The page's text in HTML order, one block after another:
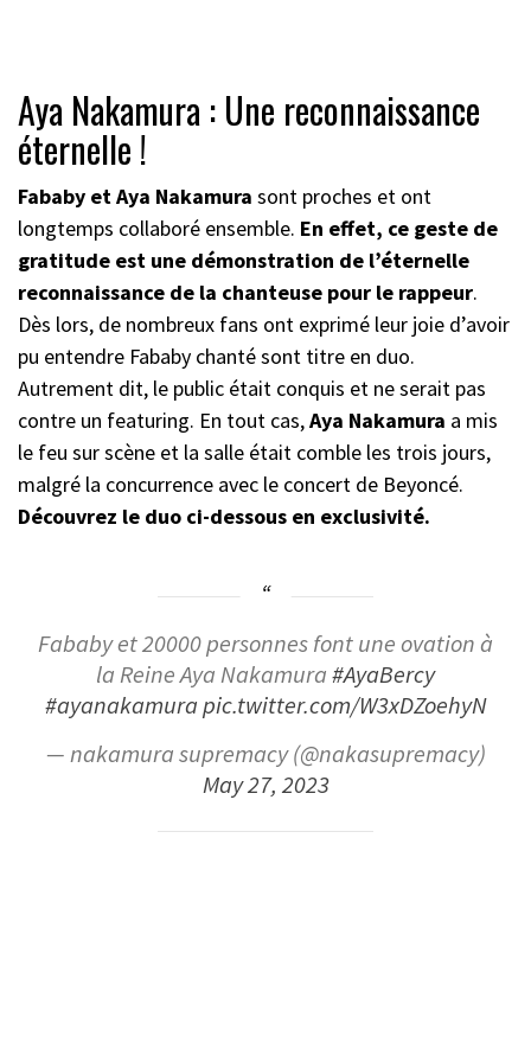
Aya Nakamura : Une reconnaissance
éternelle !
Fababy et Aya Nakamura sont proches et ont
longtemps collaboré ensemble. En effet, ce geste de
gratitude est une démonstration de l’éternelle
reconnaissance de la chanteuse pour le rappeur.
Dès lors, de nombreux fans ont exprimé leur joie d’avoir
pu entendre Fababy chanté sont titre en duo.
Autrement dit, le public était conquis et ne serait pas
contre un featuring. En tout cas,Aya Nakamura a mis
le feu sur scène et la salle était comble les trois jours,
malgré la concurrence avec le concert de Beyoncé.
Découvrez le duo ci-dessous en exclusivité.
Fababy et 20000 personnes font une ovation à
la Reine Aya Nakamura#AyaBercy
#ayanakamurapic.twitter.com/W3xDZoehyN
— nakamura supremacy (@nakasupremacy)
May 27, 2023